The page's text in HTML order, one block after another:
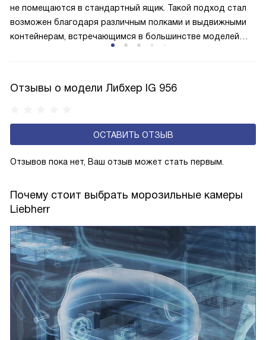
меньше электроэнергии.
не помещаются в стандартный ящик. Такой подход стал
возможен благодаря различным полками и выдвижными
контейнерам, встречающимся в большинстве моделей
внутренних стенок камеры на даст содержимому
Отзывы о модели Либхер IG 956
ОСТАВИТЬ ОТЗЫВ
Отзывов пока нет, Ваш отзыв может стать первым.
Почему стоит выбрать морозильные камеры
Liebherr